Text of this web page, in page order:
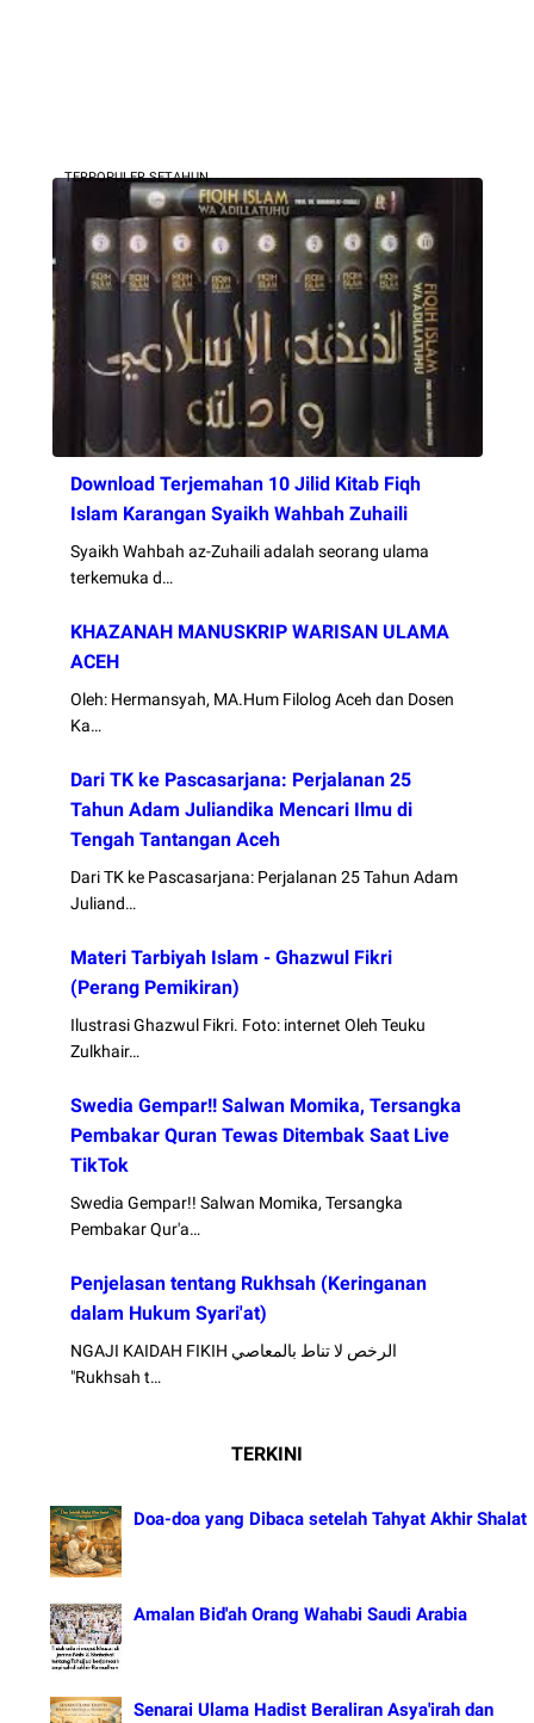
TERPOPULER SETAHUN
Download Terjemahan 10 Jilid Kitab Fiqh
Islam Karangan Syaikh Wahbah Zuhaili
Syaikh Wahbah az-Zuhaili adalah seorang ulama
terkemuka d…
KHAZANAH MANUSKRIP WARISAN ULAMA
ACEH
Oleh: Hermansyah, MA.Hum Filolog Aceh dan Dosen
Ka…
Dari TK ke Pascasarjana: Perjalanan 25
Tahun Adam Juliandika Mencari Ilmu di
Tengah Tantangan Aceh
Dari TK ke Pascasarjana: Perjalanan 25 Tahun Adam
Juliand…
Materi Tarbiyah Islam - Ghazwul Fikri
(Perang Pemikiran)
Ilustrasi Ghazwul Fikri. Foto: internet Oleh Teuku
Zulkhair…
Swedia Gempar!! Salwan Momika, Tersangka
Pembakar Quran Tewas Ditembak Saat Live
TikTok
Swedia Gempar!! Salwan Momika, Tersangka
Pembakar Qur'a…
Penjelasan tentang Rukhsah (Keringanan
dalam Hukum Syari'at)
NGAJI KAIDAH FIKIH الرخص لا تناط بالمعاصي
"Rukhsah t…
TERKINI
Doa-doa yang Dibaca setelah Tahyat Akhir Shalat
Amalan Bid'ah Orang Wahabi Saudi Arabia
Senarai Ulama Hadist Beraliran Asya'irah dan